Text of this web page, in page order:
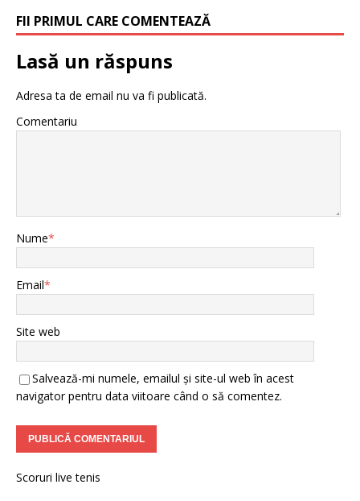
FII PRIMUL CARE COMENTEAZĂ
Lasă un răspuns
Adresa ta de email nu va fi publicată.
Comentariu
Nume*
Email*
Site web
Salvează-mi numele, emailul și site-ul web în acest
navigator pentru data viitoare când o să comentez.
Scoruri live tenis